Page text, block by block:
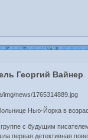
Георгий Вайнер
Нью-Йорка в
с будущим
первая детективная